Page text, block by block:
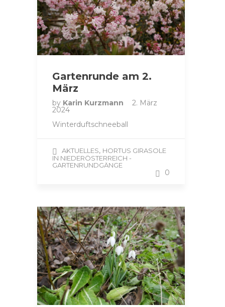
Gartenrunde am 2.
März
by Karin Kurzmann 2. März
2024
Winterduftschneeball
AKTUELLES, HORTUS GIRASOLE
IN NIEDERÖSTERREICH -
GARTENRUNDGÄNGE
0